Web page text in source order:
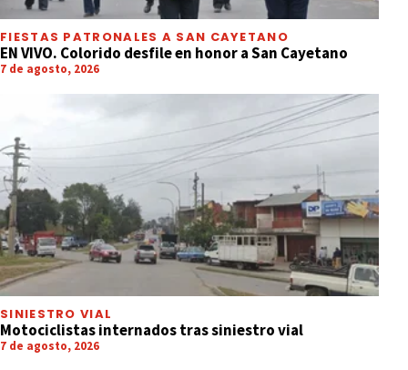
FIESTAS PATRONALES A SAN CAYETANO
EN VIVO. Colorido desfile en honor a San Cayetano
7 de agosto, 2026
SINIESTRO VIAL
Motociclistas internados tras siniestro vial
7 de agosto, 2026